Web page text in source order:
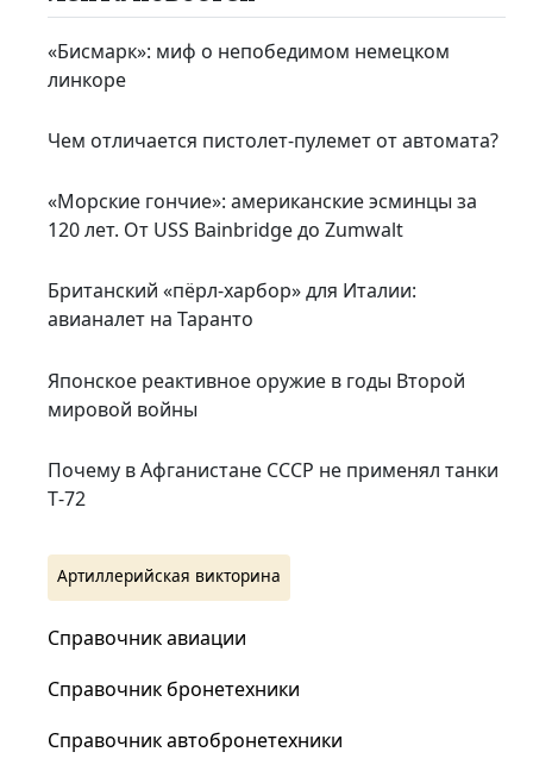
«Бисмарк»: миф о непобедимом немецком
линкоре
Чем отличается пистолет-пулемет от автомата?
«Морские гончие»: американские эсминцы за
120 лет. От USS Bainbridge до Zumwalt
Британский «пёрл-харбор» для Италии:
авианалет на Таранто
Японское реактивное оружие в годы Второй
мировой войны
Почему в Афганистане СССР не применял танки
Т‑72
Артиллерийская викторина
Справочник авиации
Справочник бронетехники
Справочник автобронетехники